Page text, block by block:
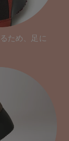
ため、足に